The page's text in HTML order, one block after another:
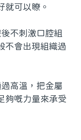
就可以瞭。
不刺激口腔組
不會出現組織過
高溫，把金屬
夠嘅力量來承受